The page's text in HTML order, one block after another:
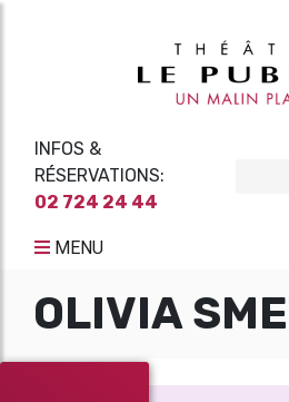
INFOS &
RÉSERVATIONS:
02 724 24 44
MENU
OLIVIA